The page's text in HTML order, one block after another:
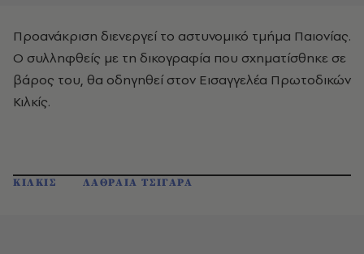
Προανάκριση διενεργεί το αστυνομικό τμήμα Παιονίας.
Ο συλληφθείς με τη δικογραφία που σχηματίσθηκε σε
βάρος του, θα οδηγηθεί στον Εισαγγελέα Πρωτοδικών
Κιλκίς.
ΚΙΛΚΙΣ ΛΑΘΡΑΙΑ ΤΣΙΓΑΡΑ